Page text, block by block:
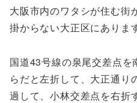
大阪市内のワタシが住む街
掛からない大正区にあります
国道43号線の泉尾交差点を
らだと左折して、大正通り
過して、小林交差点を右折